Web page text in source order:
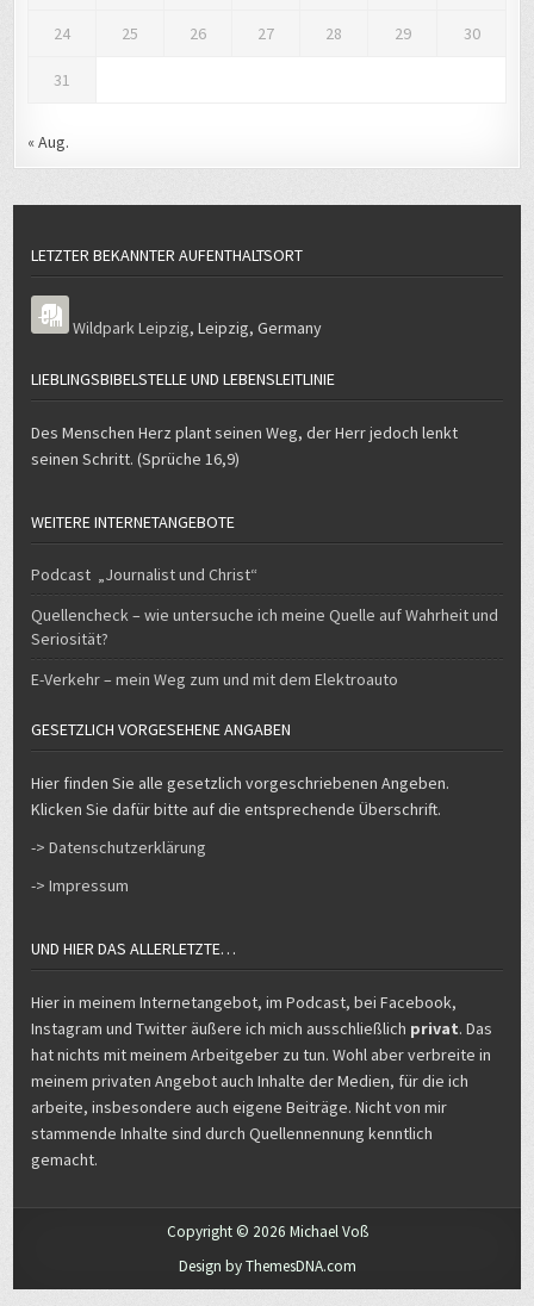
24 25 26 27 28 29 30
31
« Aug.
LETZTER BEKANNTER AUFENTHALTSORT
Wildpark Leipzig,Leipzig,Germany
LIEBLINGSBIBELSTELLE UND LEBENSLEITLINIE
Des Menschen Herz plant seinen Weg, der Herr jedoch lenkt
seinen Schritt. (Sprüche 16,9)
WEITERE INTERNETANGEBOTE
Podcast „Journalist und Christ“
Quellencheck – wie untersuche ich meine Quelle auf Wahrheit und
Seriosität?
E-Verkehr – mein Weg zum und mit dem Elektroauto
GESETZLICH VORGESEHENE ANGABEN
Hier finden Sie alle gesetzlich vorgeschriebenen Angeben.
Klicken Sie dafür bitte auf die entsprechende Überschrift.
-> Datenschutzerklärung
-> Impressum
UND HIER DAS ALLERLETZTE…
Hier in meinem Internetangebot, im Podcast, bei Facebook,
Instagram und Twitter äußere ich mich ausschließlich privat. Das
hat nichts mit meinem Arbeitgeber zu tun. Wohl aber verbreite in
meinem privaten Angebot auch Inhalte der Medien, für die ich
arbeite, insbesondere auch eigene Beiträge. Nicht von mir
stammende Inhalte sind durch Quellennennung kenntlich
gemacht.
Copyright © 2026 Michael Voß
Design by ThemesDNA.com